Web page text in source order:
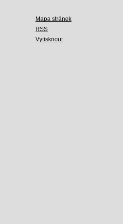
Mapa stránek
RSS
Vytisknout